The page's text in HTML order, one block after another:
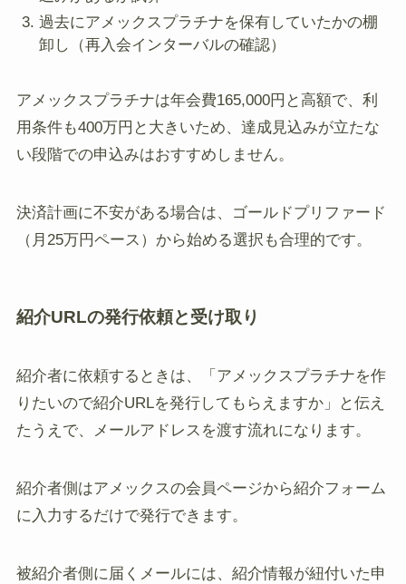
過去にアメックスプラチナを保有していたかの棚
卸し（再入会インターバルの確認）
アメックスプラチナは年会費165,000円と高額で、利
用条件も400万円と大きいため、達成見込みが立たな
い段階での申込みはおすすめしません。
決済計画に不安がある場合は、ゴールドプリファード
（月25万円ペース）から始める選択も合理的です。
紹介URLの発行依頼と受け取り
紹介者に依頼するときは、「アメックスプラチナを作
りたいので紹介URLを発行してもらえますか」と伝え
たうえで、メールアドレスを渡す流れになります。
紹介者側はアメックスの会員ページから紹介フォーム
に入力するだけで発行できます。
被紹介者側に届くメールには、紹介情報が紐付いた申